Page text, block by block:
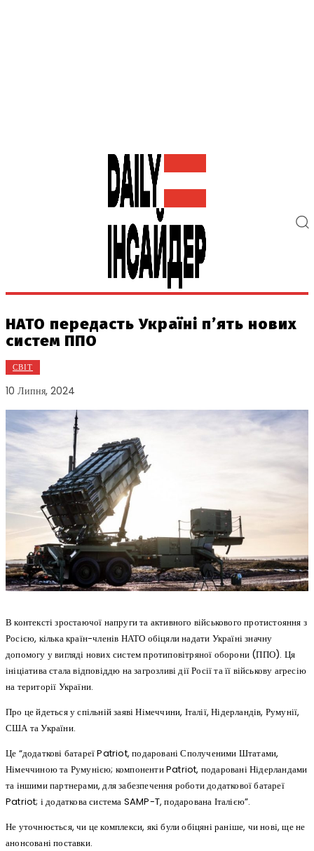
НАТО передасть Україні п’ять нових
систем ППО
СВІТ
10 Липня, 2024
В контексті зростаючої напруги та активного військового протистояння з
Росією, кілька країн-членів НАТО обіцяли надати Україні значну
допомогу у вигляді нових систем протиповітряної оборони (ППО). Ця
ініціатива стала відповіддю на загрозливі дії Росії та її військову агресію
на території України.
Про це йдеться у спільній заяві Німеччини, Італії, Нідерландів, Румунії,
США та України.
Це “додаткові батареї Patriot, подаровані Сполученими Штатами,
Німеччиною та Румунією; компоненти Patriot, подаровані Нідерландами
та іншими партнерами, для забезпечення роботи додаткової батареї
Patriot; і додаткова система SAMP-T, подарована Італією”.
Не уточнюється, чи це комплекси, які були обіцяні раніше, чи нові, ще не
анонсовані поставки.